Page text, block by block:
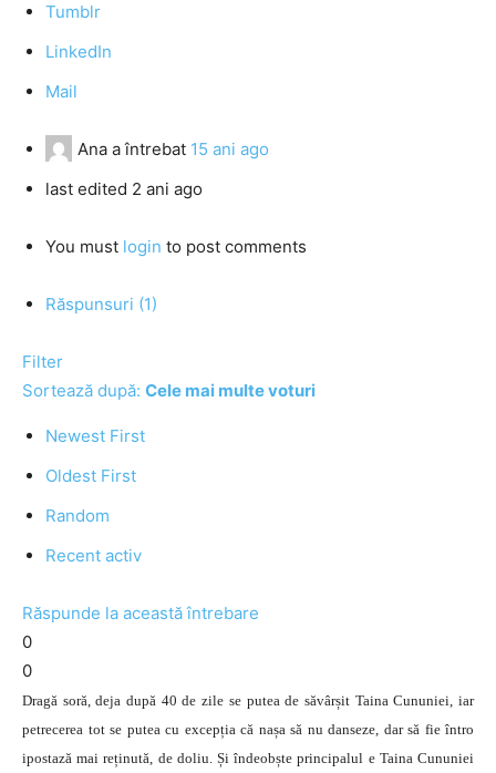
Tumblr
LinkedIn
Mail
Ana a întrebat 15 ani ago
last edited 2 ani ago
You must login to post comments
Răspunsuri (1)
Filter
Sortează după: Cele mai multe voturi
Newest First
Oldest First
Random
Recent activ
Răspunde la această întrebare
0
0
Dragă soră, deja după 40 de zile se putea de săvârșit Taina Cununiei, iar
petrecerea tot se putea cu excepția că nașa să nu danseze, dar să fie întro
ipostază mai reținută, de doliu. Și îndeobște principalul e Taina Cununiei